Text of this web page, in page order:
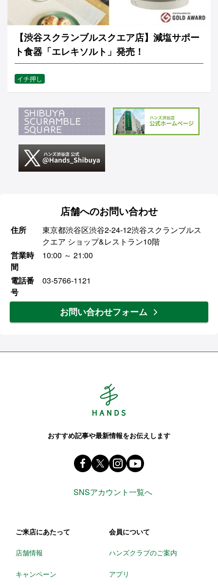
【渋谷スクランブルスクエア店】減塩サポー
ト食器「エレキソルト」発売！
イチ押し
店舗へのお問い合わせ
住所
東京都渋谷区渋谷2-24-12渋谷スクランブルス
クエア ショップ&レストラン10階
営業時
間
10:00 ～ 21:00
電話番
号
03-5766-1121
お問い合わせフォーム
おすすめ記事や最新情報をお伝えします
Facebook ハンズ公式ファンページ
X(旧 twitter) @Hands_official_
instagram
SNSアカウント一覧へ
ご来店にあたって
店舗情報
キャンペーン
会員について
ハンズクラブのご案内
アプリ